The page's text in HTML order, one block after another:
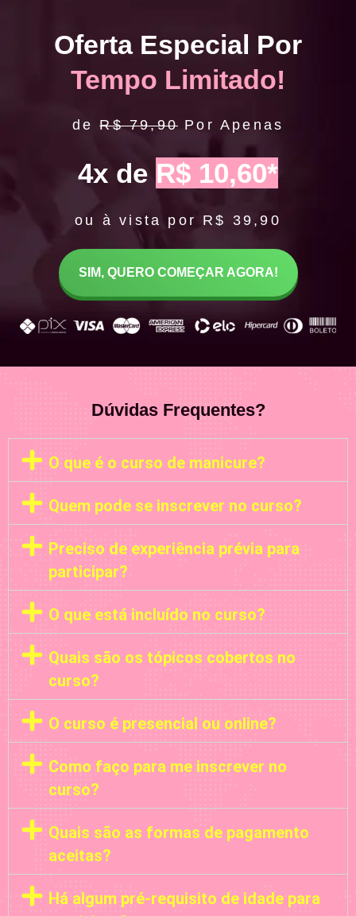
Oferta Especial Por
Tempo Limitado!
deR$ 79,90 Por Apenas
4x de R$ 10,60*
ou à vista por R$ 39,90
SIM, QUERO COMEÇAR AGORA!
Dúvidas Frequentes?
O que é o curso de manicure?
Quem pode se inscrever no curso?
Preciso de experiência prévia para
participar?
O que está incluído no curso?
Quais são os tópicos cobertos no
curso?
O curso é presencial ou online?
Como faço para me inscrever no
curso?
Quais são as formas de pagamento
aceitas?
Há algum pré-requisito de idade para